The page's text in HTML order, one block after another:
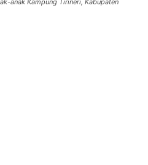
anak Kampung Tirineri, Kabupaten